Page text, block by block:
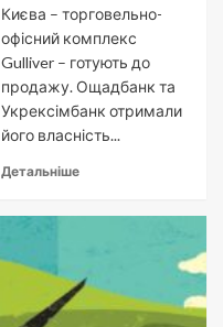
Києва – торговельно-
офісний комплекс
Gulliver – готують до
продажу. Ощадбанк та
Укрексімбанк отримали
його власність...
Детальніше